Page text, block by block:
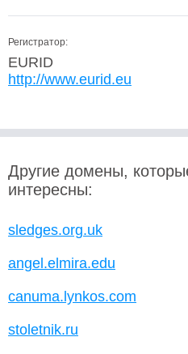
Регистратор:
EURID
http://www.eurid.eu
Другие домены,
интересны:
sledges.org.uk
angel.elmira.edu
canuma.lynkos.com
stoletnik.ru